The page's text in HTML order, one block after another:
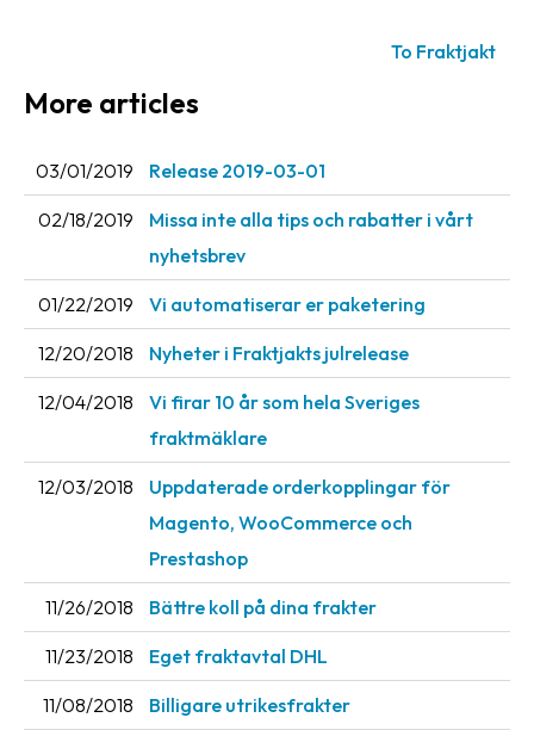
us
Terms
and
conditions
Privacy
dangerous
To Fraktjakt
More articles
03/01/2019 Release 2019-03-01
02/18/2019
Missa inte alla tips och rabatter i vårt
nyhetsbrev
01/22/2019 Vi automatiserar er paketering
12/20/2018 Nyheter i Fraktjakts julrelease
12/04/2018
Vi firar 10 år som hela Sveriges
fraktmäklare
12/03/2018
Uppdaterade orderkopplingar för
Magento, WooCommerce och
Prestashop
11/26/2018 Bättre koll på dina frakter
11/23/2018 Eget fraktavtal DHL
11/08/2018 Billigare utrikesfrakter